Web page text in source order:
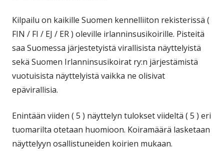
Kilpailu on kaikille Suomen kennelliiton rekisterissä (
FIN / FI / EJ / ER ) oleville irlanninsusikoirille. Pisteitä
saa Suomessa järjestetyistä virallisista näyttelyistä
sekä Suomen Irlanninsusikoirat ry:n järjestämistä
vuotuisista näyttelyistä vaikka ne olisivat
epävirallisia.
Enintään viiden ( 5 ) näyttelyn tulokset viideltä ( 5 ) eri
tuomarilta otetaan huomioon. Koiramäärä lasketaan
näyttelyyn osallistuneiden koirien mukaan.